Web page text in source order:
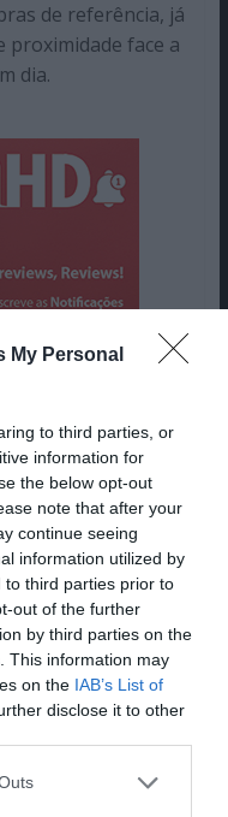
My Personal
to third parties, or
information for
the below opt-out
note that after your
continue seeing
information utilized by
to third parties prior to
out of the further
by third parties on the
This information may
on the IAB’s List of
disclose it to other
de referência, já
proximidade face a
dia.
em 2019, o
e reencontrou-se
o produtor Paulo
conversas
por cá gravou,
(1982) e
Coisas”, obra
Sintra e Lisboa.
em Portugal nos